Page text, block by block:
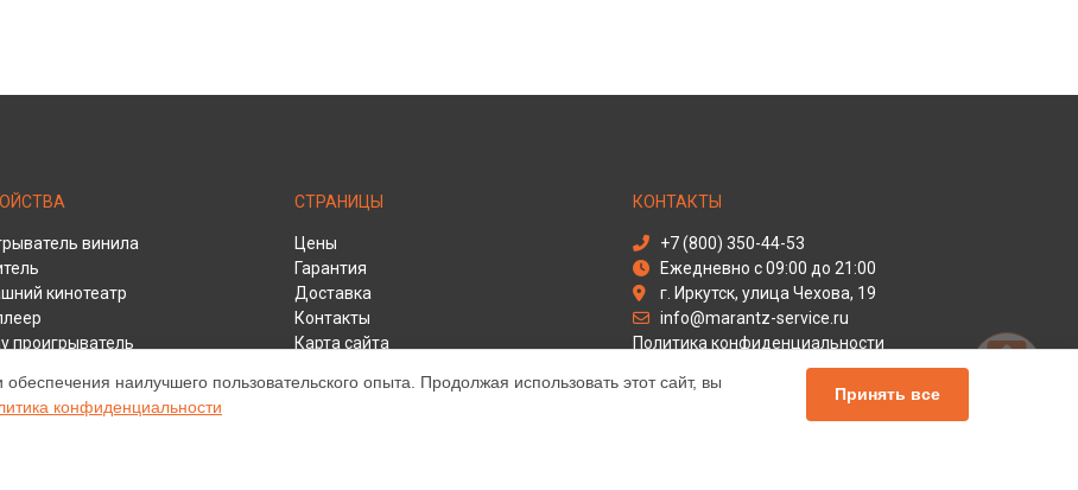
винила
кинотеатр
проигрыватель
СТРАНИЦЫ
Цены
Гарантия
Доставка
Контакты
Карта сайта
КОНТАКТЫ
+7 (800) 350-44-53
Ежедневно с 09:00 до 21:00
г. Иркутск, улица Чехова, 19
info@marantz-service.ru
Политика конфиденциальности
Способы оплаты
наилучшего пользовательского опыта. Продолжая использовать этот сайт, вы
конфиденциальности
Принять все